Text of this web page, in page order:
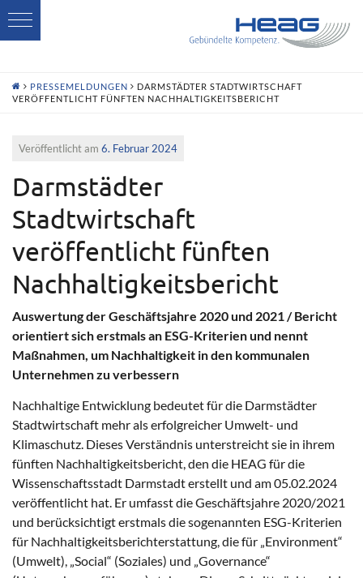
PRESSEMELDUNGEN
DARMSTÄDTER STADTWIRTSCHAFT
VERÖFFENTLICHT FÜNFTEN NACHHALTIGKEITSBERICHT
Veröffentlicht am 6. Februar 2024
Darmstädter
Stadtwirtschaft
veröffentlicht fünften
Nachhaltigkeitsbericht
Auswertung der Geschäftsjahre 2020 und 2021 / Bericht
orientiert sich erstmals an ESG-Kriterien und nennt
Maßnahmen, um Nachhaltigkeit in den kommunalen
Unternehmen zu verbessern
Nachhaltige Entwicklung bedeutet für die Darmstädter
Stadtwirtschaft mehr als erfolgreicher Umwelt- und
Klimaschutz. Dieses Verständnis unterstreicht sie in ihrem
fünften Nachhaltigkeitsbericht, den die HEAG für die
Wissenschaftsstadt Darmstadt erstellt und am 05.02.2024
veröffentlicht hat. Er umfasst die Geschäftsjahre 2020/2021
und berücksichtigt erstmals die sogenannten ESG-Kriterien
für Nachhaltigkeitsberichterstattung, die für „Environment“
(Umwelt), „Social“ (Soziales) und „Governance“